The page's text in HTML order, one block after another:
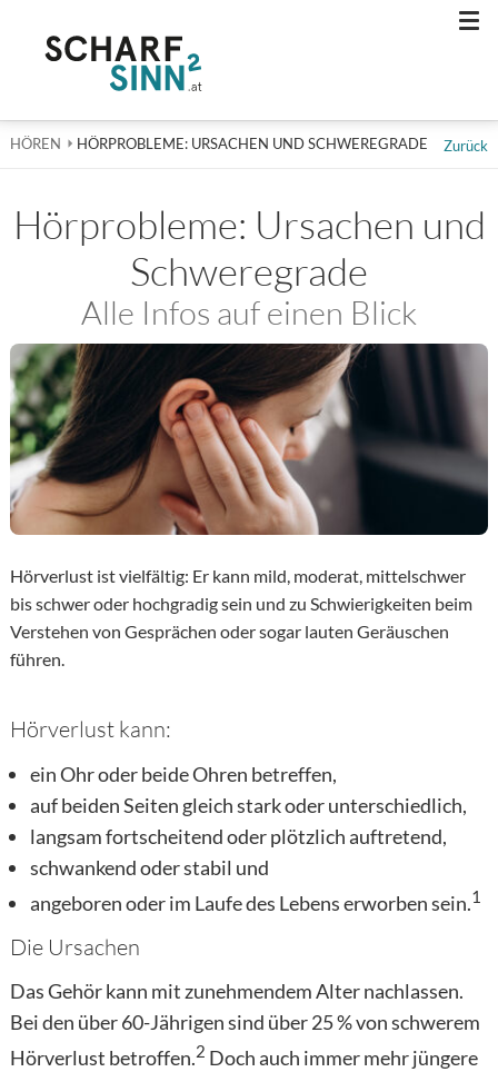
HÖREN AKTUELL: HÖRPROBLEME: URSACHEN UND SCHWEREGRADE
HÖRPROBLEME: URSACHEN UND SCHWEREGRADE Zurück
Hörprobleme: Ursachen und
Schweregrade
Alle Infos auf einen Blick
Hörverlust ist vielfältig: Er kann mild, moderat, mittelschwer
bis schwer oder hochgradig sein und zu Schwierigkeiten beim
Verstehen von Gesprächen oder sogar lauten Geräuschen
führen.
Hier finden Sie Ihren Experten
Hörverlust kann:
ein Ohr oder beide Ohren betreffen,
auf beiden Seiten gleich stark oder unterschiedlich,
langsam fortscheitend oder plötzlich auftretend,
schwankend oder stabil und
angeboren oder im Laufe des Lebens erworben sein.1
Die Ursachen
Das Gehör kann mit zunehmendem Alter nachlassen.
Bei den über 60-Jährigen sind über 25 % von schwerem
Hörverlust betroffen.2 Doch auch immer mehr jüngere